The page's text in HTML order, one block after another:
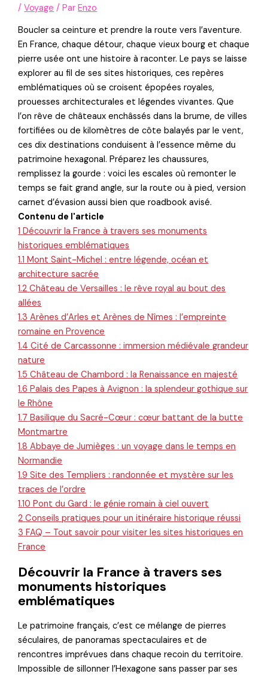
/Voyage / ParEnzo
Boucler sa ceinture et prendre la route vers l’aventure.
En France, chaque détour, chaque vieux bourg et chaque
pierre usée ont une histoire à raconter. Le pays se laisse
explorer au fil de ses sites historiques, ces repères
emblématiques où se croisent épopées royales,
prouesses architecturales et légendes vivantes. Que
l’on rêve de châteaux enchâssés dans la brume, de villes
fortifiées ou de kilomètres de côte balayés par le vent,
ces dix destinations conduisent à l’essence même du
patrimoine hexagonal. Préparez les chaussures,
remplissez la gourde : voici les escales où remonter le
temps se fait grand angle, sur la route ou à pied, version
carnet d’évasion aussi bien que roadbook avisé.
Contenu de l'article
1 Découvrir la France à travers ses monuments
historiques emblématiques
1.1 Mont Saint-Michel : entre légende, océan et
architecture sacrée
1.2 Château de Versailles : le rêve royal au bout des
allées
1.3 Arènes d’Arles et Arènes de Nîmes : l’empreinte
romaine en Provence
1.4 Cité de Carcassonne : immersion médiévale grandeur
nature
1.5 Château de Chambord : la Renaissance en majesté
1.6 Palais des Papes à Avignon : la splendeur gothique sur
le Rhône
1.7 Basilique du Sacré-Cœur : cœur battant de la butte
Montmartre
1.8 Abbaye de Jumièges : un voyage dans le temps en
Normandie
1.9 Site des Templiers : randonnée et mystère sur les
traces de l’ordre
1.10 Pont du Gard : le génie romain à ciel ouvert
2 Conseils pratiques pour un itinéraire historique réussi
3 FAQ – Tout savoir pour visiter les sites historiques en
France
Découvrir la France à travers ses
monuments historiques
emblématiques
Le patrimoine français, c’est ce mélange de pierres
séculaires, de panoramas spectaculaires et de
rencontres imprévues dans chaque recoin du territoire.
Impossible de sillonner l’Hexagone sans passer par ses